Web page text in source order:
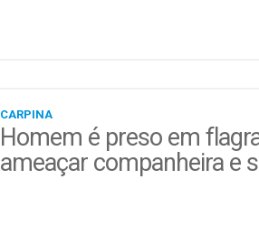
CARPINA
Homem é preso em
ameaçar companheira e